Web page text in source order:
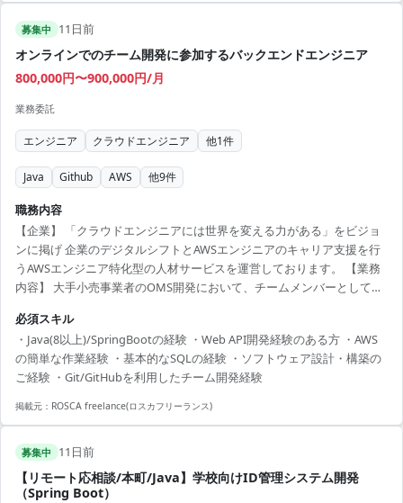
ワークの軽さ
募集中 11日前
オンラインでのチーム開発に参加するバックエンドエンジニア
800,000円〜900,000円/月
業務委託
エンジニア クラウドエンジニア 他1件
Java Github AWS 他9件
職務内容
【企業】 「クラウドエンジニアには世界を変える力がある」をビジョ
ンに掲げ 企業のデジタルシフトとAWSエンジニアのキャリア支援を行
うAWSエンジニア特化型の人材サービスを運営しております。 【業務
内容】 大手小売事業者のOMS開発において、チームメンバーとして機
して、要件を元にしたサービス・機能の設計、開発・テスト、提供、
障害を始めとした課題対応 - 開発リーダーへの状況・課題・リスクの報
告・連絡・相談 - サービス・機能設計のために非エンジニア含む顧客と
会話を行う際のフォロー 【環境】 - 言語・フレームワーク: Kotlin +
SpringBoot -...
必須スキル
・Java(8以上)/SpringBootの経験 ・Web API開発経験のある方 ・AWS
の簡単な作業経験 ・基本的なSQLの経験 ・ソフトウェア設計・構築の
ご経験 ・Git/GitHubを利用したチーム開発経験
掲載元： ROSCA freelance(ロスカフリーランス)
募集中 11日前
【リモート応相談/本町/Java】学校向けID管理システム開発
（Spring Boot）